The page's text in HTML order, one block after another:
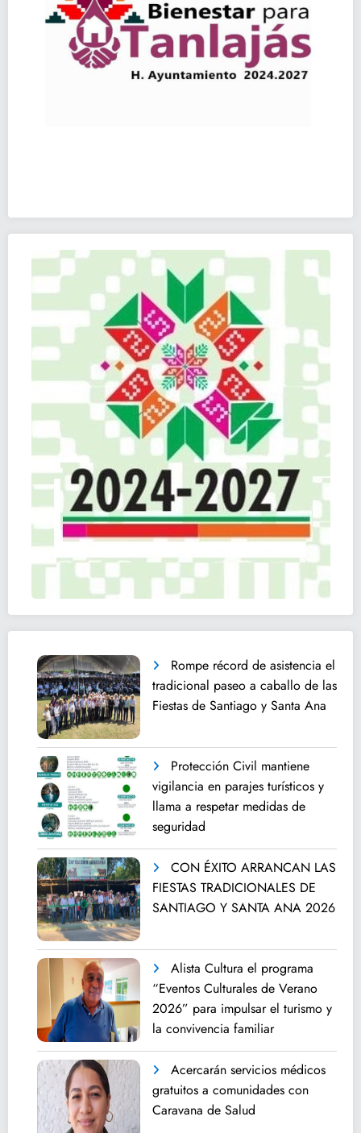
Rompe récord de asistencia el
tradicional paseo a caballo de las
Fiestas de Santiago y Santa Ana
Protección Civil mantiene
vigilancia en parajes turísticos y
llama a respetar medidas de
seguridad
CON ÉXITO ARRANCAN LAS
FIESTAS TRADICIONALES DE
SANTIAGO Y SANTA ANA 2026
Alista Cultura el programa
“Eventos Culturales de Verano
2026” para impulsar el turismo y
la convivencia familiar
Acercarán servicios médicos
gratuitos a comunidades con
Caravana de Salud